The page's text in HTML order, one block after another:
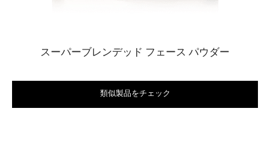
スーパーブレンデッド フェース パウダー
類似製品をチェック